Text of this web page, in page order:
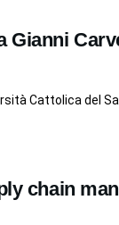
Gianni
Cattolica del
chain